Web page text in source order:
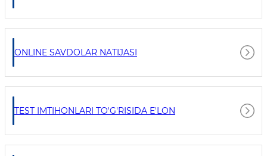
ONLINE SAVDOLAR NATIJASI
TEST IMTIHONLARI TO'G'RISIDA E'LON